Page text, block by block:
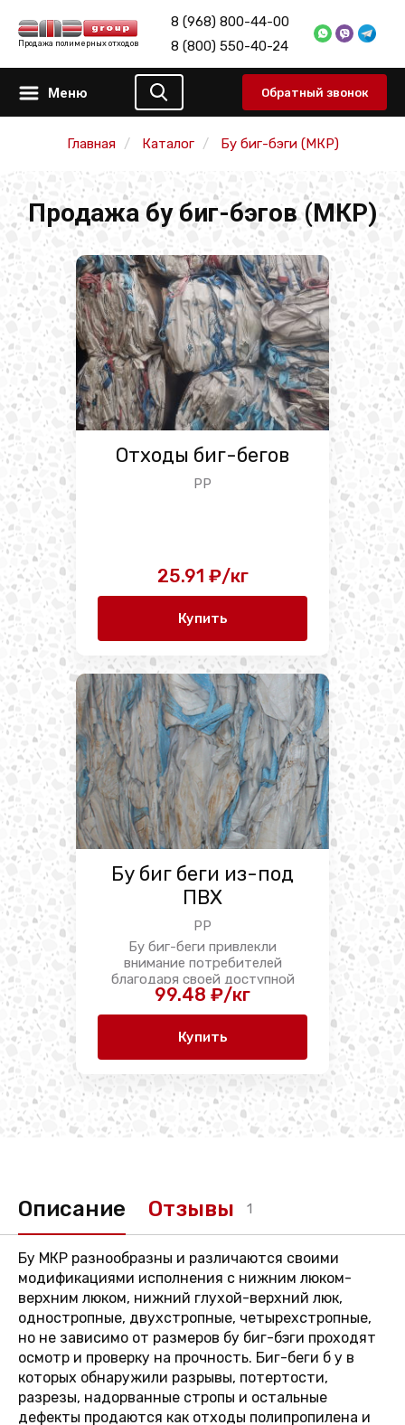
Продажа полимерных отходов
8 (968) 800-44-00
8 (800) 550-40-24
Меню Обратный звонок
Главная Каталог Бу биг-бэги (МКР)
Продажа бу биг-бэгов (МКР)
Отходы биг-бегов
PP
25.91 ₽/кг
Купить
Бу биг беги из-под
ПВХ
PP
Бу биг-беги привлекли
внимание потребителей
благодаря своей доступной
цене ...
99.48 ₽/кг
Купить
Описание Отзывы 1
Бу МКР разнообразны и различаются своими
модификациями исполнения с нижним люком-
верхним люком, нижний глухой-верхний люк,
одностропные, двухстропные, четырехстропные,
но не зависимо от размеров бу биг-бэги проходят
осмотр и проверку на прочность. Биг-беги б у в
которых обнаружили разрывы, потертости,
разрезы, надорванные стропы и остальные
дефекты продаются как отходы полипропилена и